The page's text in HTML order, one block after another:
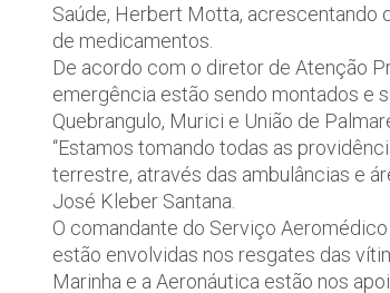
Saúde, Herbert Motta, acrescentando
de medicamentos.
De acordo com o diretor de Atenção
emergência estão sendo montados e
Quebrangulo, Murici e União de
“Estamos tomando todas as
terrestre, através das ambulâncias e
José Kleber Santana.
O comandante do Serviço
estão envolvidas nos resgates das
Marinha e a Aeronáutica estão nos